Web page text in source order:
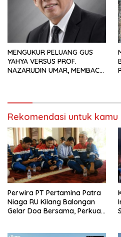
MENGUKUR PELUANG GUS
YAHYA VERSUS PROF.
NAZARUDIN UMAR, MEMBACA
Rekomendasi untuk kamu
Perwira PT Pertamina Patra
Niaga RU Kilang Balongan
Gelar Doa Bersama, Perkuat